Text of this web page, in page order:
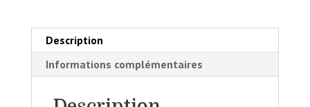
Description
Informations complémentaires